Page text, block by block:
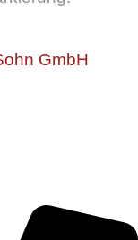
GmbH